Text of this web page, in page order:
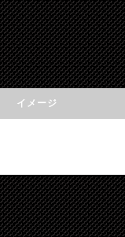
イメージ